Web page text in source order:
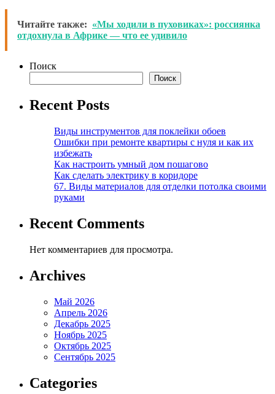
Читайте также: «Мы ходили в пуховиках»: россиянка
отдохнула в Африке — что ее удивило
Поиск
Поиск
Recent Posts
Виды инструментов для поклейки обоев
Ошибки при ремонте квартиры с нуля и как их
избежать
Как настроить умный дом пошагово
Как сделать электрику в коридоре
67. Виды материалов для отделки потолка своими
руками
Recent Comments
Нет комментариев для просмотра.
Archives
Май 2026
Апрель 2026
Декабрь 2025
Ноябрь 2025
Октябрь 2025
Сентябрь 2025
Categories